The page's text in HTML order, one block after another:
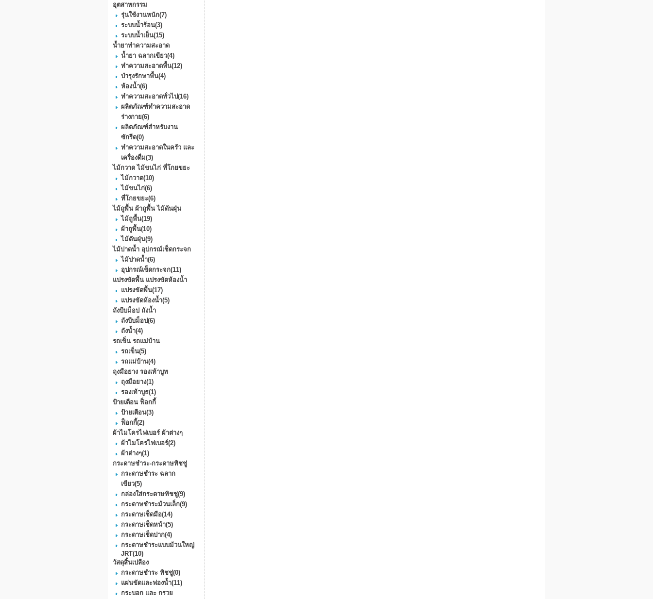
อุตสาหกรรม
รุ่นใช้งานหนัก(7)
ระบบน้ำร้อน(3)
ระบบน้ำเย็น(15)
น้ำยาทำความสะอาด
น้ำยา ฉลากเขียว(4)
ทำความสะอาดพื้น(12)
บำรุงรักษาพื้น(4)
ห้องน้ำ(6)
ทำความสะอาดทั่วไป(16)
ผลิตภัณฑ์ทำความสะอาด
ร่างกาย(6)
ผลิตภัณฑ์สำหรับงาน
ซักรีด(0)
ทำความสะอาดในครัว และ
เครื่องดื่ม(3)
ไม้กวาด ไม้ขนไก่ ที่โกยขยะ
ไม้กวาด(10)
ไม้ขนไก่(6)
ที่โกยขยะ(6)
ไม้ถูพื้น ผ้าถูพื้น ไม้ดันฝุ่น
ไม้ถูพื้น(19)
ผ้าถูพื้น(10)
ไม้ดันฝุ่น(9)
ไม้ปาดน้ำ อุปกรณ์เช็ดกระจก
ไม้ปาดน้ำ(6)
อุปกรณ์เช็ดกระจก(11)
แปรงขัดพื้น แปรงขัดห้องน้ำ
แปรงขัดพื้น(17)
แปรงขัดห้องน้ำ(5)
ถังบีบม็อป ถังน้ำ
ถังบีบม็อป(6)
ถังน้ำ(4)
รถเข็น รถแม่บ้าน
รถเข็น(5)
รถแม่บ้าน(4)
ถุงมือยาง รองเท้าบูท
ถุงมือยาง(1)
รองเท้าบูธ(1)
ป้ายเตือน ฟ็อกกี้
ป้ายเตือน(3)
ฟ็อกกี้(2)
ผ้าไมโครไฟเบอร์ ผ้าต่างๆ
ผ้าไมโครไฟเบอร์(2)
ผ้าต่างๆ(1)
กระดาษชำระ-กระดาษทิชชู่
กระดาษชำระ ฉลาก
เขียว(5)
กล่องใส่กระดาษทิชชู่(9)
กระดาษชําระม้วนเล็ก(9)
กระดาษเช็ดมือ(14)
กระดาษเช็ดหน้า(5)
กระดาษเช็ดปาก(4)
กระดาษชำระแบบม้วนใหญ่
JRT(10)
วัสดุสิ้นเปลือง
กระดาษชำระ ทิชชู่(0)
แผ่นขัดและฟองน้ำ(11)
กระบอก และ กรวย